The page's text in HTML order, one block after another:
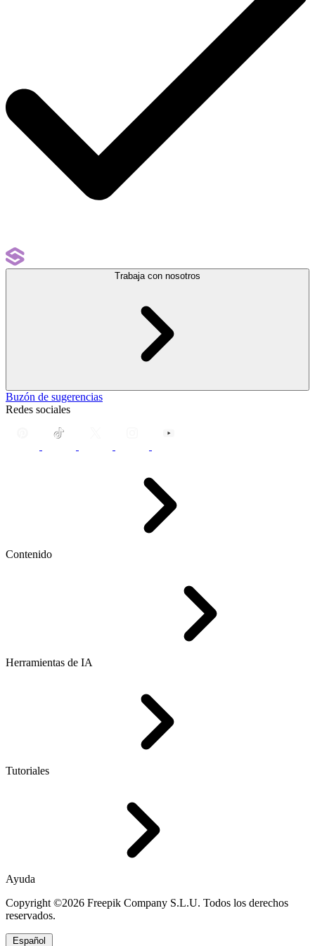
Trabaja con nosotros
Buzón de sugerencias
Redes sociales
Contenido
Herramientas de IA
Tutoriales
Ayuda
Copyright ©2026 Freepik Company S.L.U. Todos los derechos
reservados.
Español